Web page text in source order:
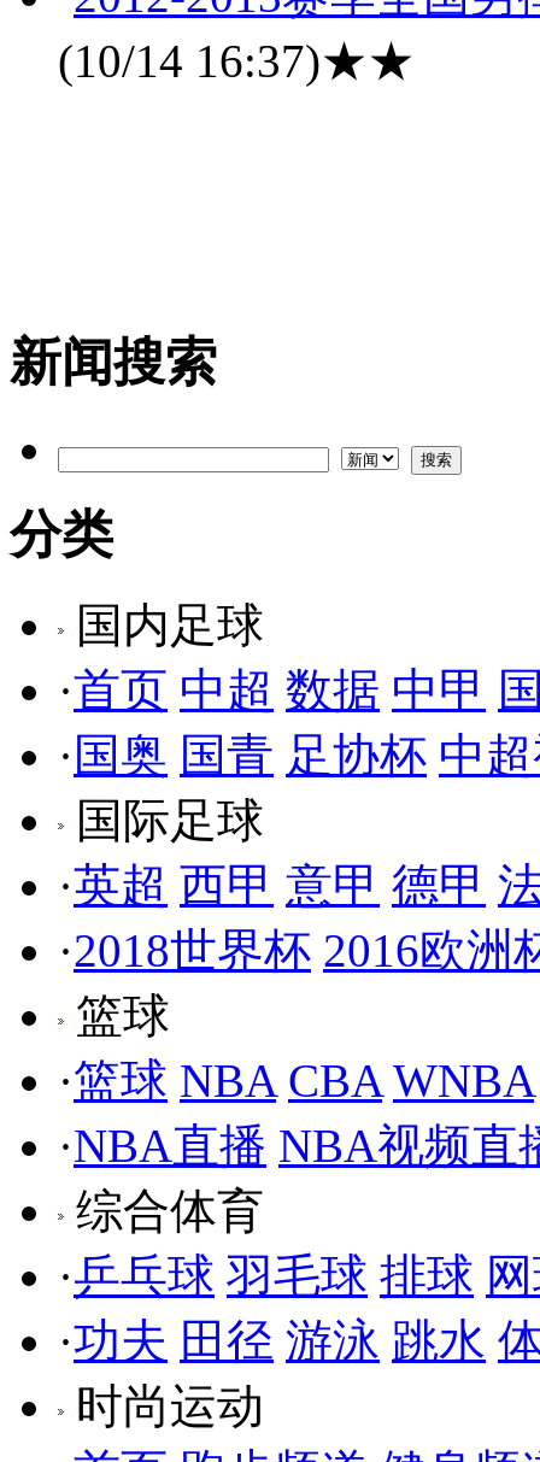
(10/14 16:37)★★
新闻搜索
分类
国内足球
·首页 中超 数据 中甲
· 国奥 国青 足协杯 中
国际足球
·英超 西甲 意甲 德甲
·2018世界杯 2016欧洲
篮球
·篮球 NBA CBA WNBA
·NBA直播 NBA视频直
综合体育
·乒乓球 羽毛球 排球
·功夫 田径 游泳 跳水
时尚运动